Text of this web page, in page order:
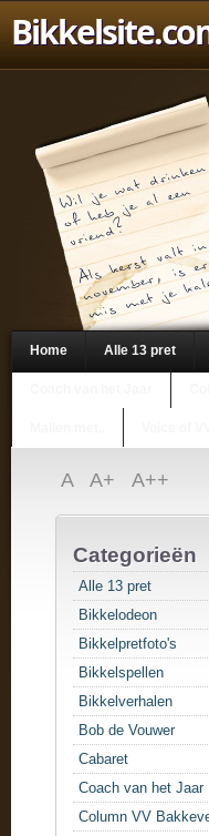
Home Alle 13 pret
A A+ A++
Categorieën
Alle 13 pret
Bikkelodeon
Bikkelpretfoto's
Bikkelspellen
Bikkelverhalen
Bob de Vouwer
Cabaret
Coach van het Jaar
Column VV